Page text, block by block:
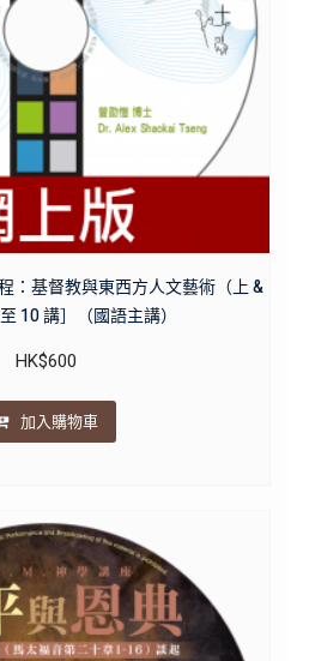
：基督教與東西方人文藝術（上 &
10 講］（國語主講）
HK$600
加入購物車